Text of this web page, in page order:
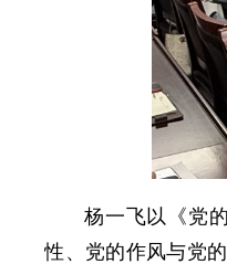
杨一飞以《党
性、党的作风与党